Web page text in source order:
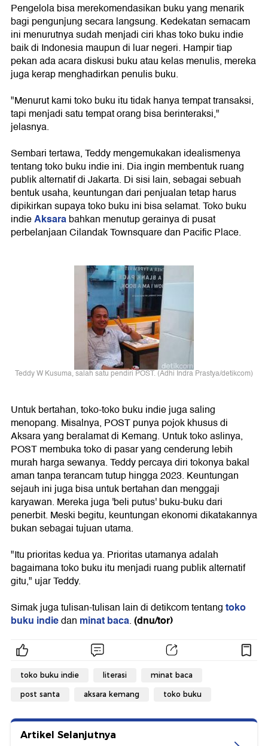
Pengelola bisa merekomendasikan buku yang menarik
bagi pengunjung secara langsung. Kedekatan semacam
ini menurutnya sudah menjadi ciri khas toko buku indie
baik di Indonesia maupun di luar negeri. Hampir tiap
pekan ada acara diskusi buku atau kelas menulis, mereka
juga kerap menghadirkan penulis buku.
"Menurut kami toko buku itu tidak hanya tempat transaksi,
tapi menjadi satu tempat orang bisa berinteraksi,"
jelasnya.
Sembari tertawa, Teddy mengemukakan idealismenya
tentang toko buku indie ini. Dia ingin membentuk ruang
publik alternatif di Jakarta. Di sisi lain, sebagai sebuah
bentuk usaha, keuntungan dari penjualan tetap harus
dipikirkan supaya toko buku ini bisa selamat. Toko buku
indieAksarabahkan menutup gerainya di pusat
perbelanjaan Cilandak Townsquare dan Pacific Place.
Teddy W Kusuma, salah satu pendiri POST. (Adhi Indra Prastya/detikcom)
Untuk bertahan, toko-toko buku indie juga saling
menopang. Misalnya, POST punya pojok khusus di
Aksara yang beralamat di Kemang. Untuk toko aslinya,
POST membuka toko di pasar yang cenderung lebih
murah harga sewanya. Teddy percaya diri tokonya bakal
aman tanpa terancam tutup hingga 2023. Keuntungan
sejauh ini juga bisa untuk bertahan dan menggaji
karyawan. Mereka juga 'beli putus' buku-buku dari
penerbit. Meski begitu, keuntungan ekonomi dikatakannya
bukan sebagai tujuan utama.
"Itu prioritas kedua ya. Prioritas utamanya adalah
bagaimana toko buku itu menjadi ruang publik alternatif
gitu," ujar Teddy.
Simak juga tulisan-tulisan lain di detikcom tentangtoko
buku indiedan minat baca.(dnu/tor)
toko buku indie literasi minat baca
post santa aksara kemang toko buku
Artikel Selanjutnya